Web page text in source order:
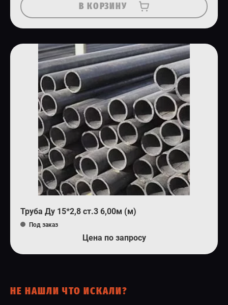
В КОРЗИНУ
Труба Ду 15*2,8 ст.3 6,00м (м)
Под заказ
Цена по запросу
НЕ НАШЛИ ЧТО ИСКАЛИ?